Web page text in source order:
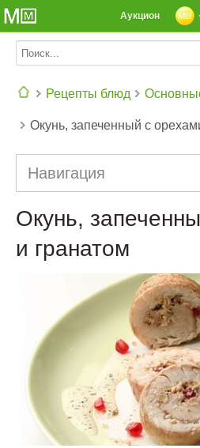
СЕГОДНЯ: 39142
Аукцион
Рецепты блюд
Окунь, запеченный с
Навигация
Окунь,
и гранатом